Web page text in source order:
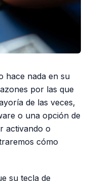
hace nada en su
por las que
de las veces,
o una opción de
activando o
cómo
su tecla de